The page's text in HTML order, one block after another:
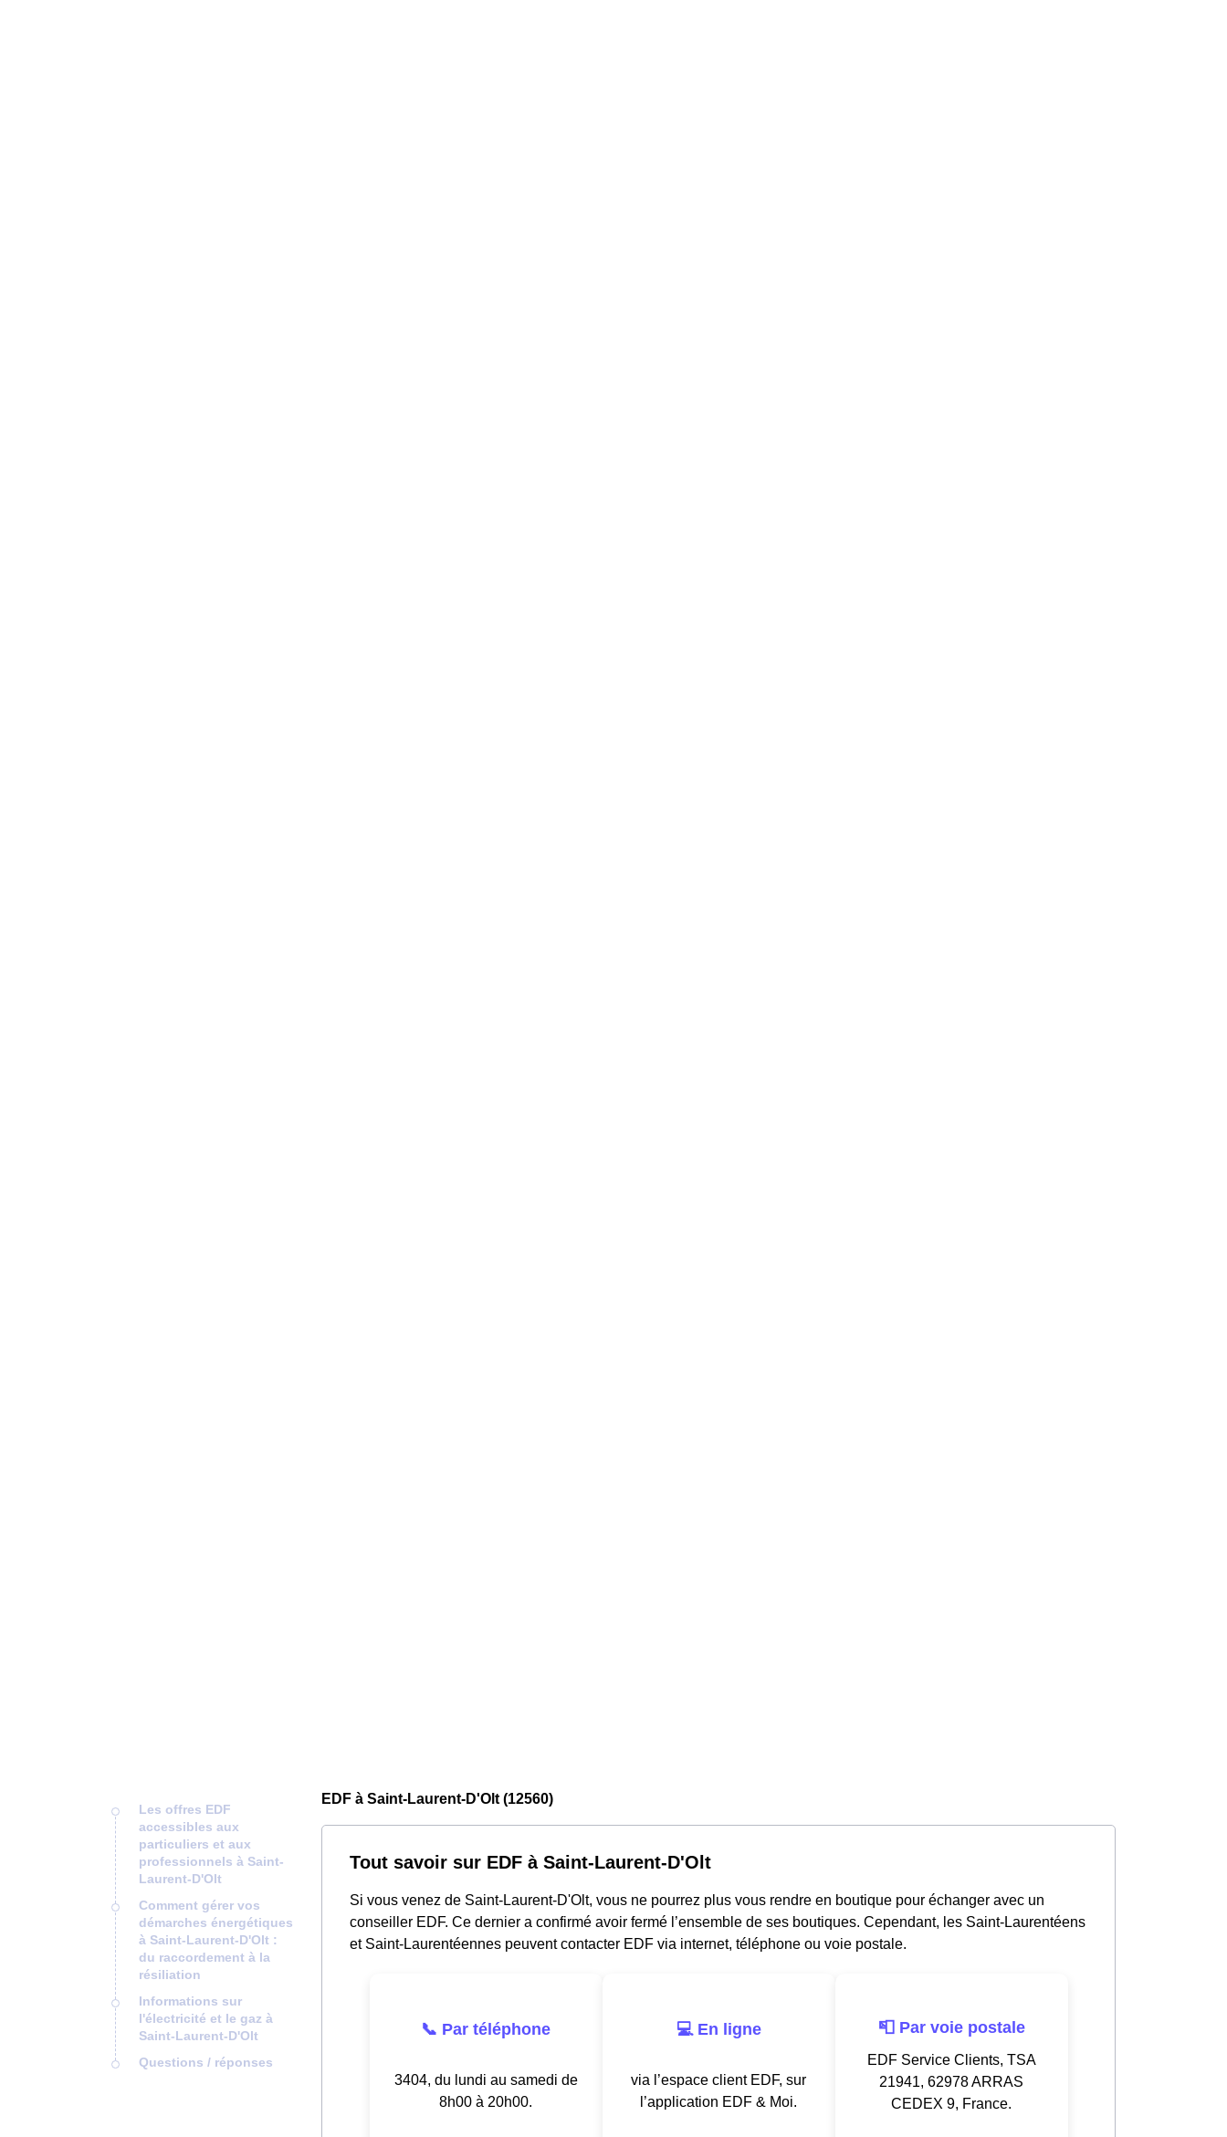
Les offres EDF
accessibles aux
particuliers et aux
professionnels à Saint-
Laurent-D'Olt
Comment gérer vos
démarches énergétiques
à Saint-Laurent-D'Olt :
du raccordement à la
résiliation
Informations sur
l'électricité et le gaz à
Saint-Laurent-D'Olt
Questions / réponses
EDF à Saint-Laurent-D'Olt (12560)
Tout savoir sur EDF à Saint-Laurent-D'Olt
Si vous venez de Saint-Laurent-D'Olt, vous ne pourrez plus vous rendre en boutique pour échanger avec un
conseiller EDF. Ce dernier a confirmé avoir fermé l’ensemble de ses boutiques. Cependant, les Saint-Laurentéens
et Saint-Laurentéennes peuvent contacter EDF via internet, téléphone ou voie postale.
📞 Par téléphone
3404, du lundi au samedi de
8h00 à 20h00.
💻 En ligne
via l’espace client EDF, sur
l’application EDF & Moi.
📮 Par voie postale
EDF Service Clients, TSA
21941, 62978 ARRAS
CEDEX 9, France.